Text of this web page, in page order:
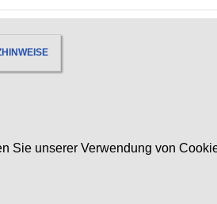
Sie unserer Verwendung von